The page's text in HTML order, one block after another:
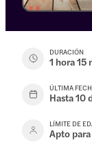
DURACIÓN
1 hora 15
ÚLTIMA
Hasta 10
LÍMITE DE
Apto